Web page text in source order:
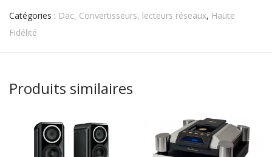
Catégories : Dac, Convertisseurs, lecteurs réseaux, Haute
Fidélité
Produits similaires